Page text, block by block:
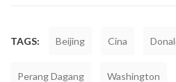
TAGS: Beijing Cina
Perang Dagang Washington